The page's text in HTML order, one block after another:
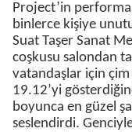
Project’in
binlerce kişiye
Suat Taşer Sanat
coşkusu salondan
vatandaşlar için
19.12’yi
boyunca en güzel
seslendirdi.